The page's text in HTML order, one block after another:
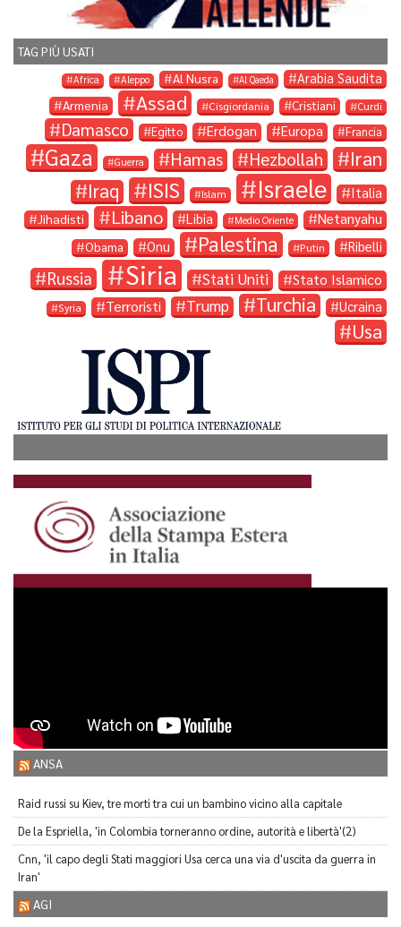
TAG PIÙ USATI
Africa Aleppo Al Nusra Al Qaeda Arabia Saudita
Armenia Assad Cisgiordania Cristiani Curdi
Damasco Egitto Erdogan Europa Francia
Gaza Guerra Hamas Hezbollah Iran
Iraq ISIS Islam Israele Italia
Jihadisti Libano Libia Medio Oriente Netanyahu
Obama Onu Palestina Putin Ribelli
Russia Siria Stati Uniti Stato Islamico
Syria Terroristi Trump Turchia Ucraina
Usa
ANSA
Raid russi su Kiev, tre morti tra cui un bambino vicino alla capitale
De la Espriella, 'in Colombia torneranno ordine, autorità e libertà'(2)
Cnn, 'il capo degli Stati maggiori Usa cerca una via d'uscita da guerra in
Iran'
AGI